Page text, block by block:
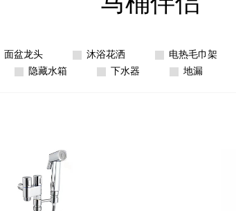
面盆龙头 沐浴花洒 电热毛巾架
隐藏水箱 下水器 地漏